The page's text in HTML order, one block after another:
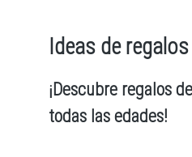
Ideas de
¡Descubre regalos
todas las edades!